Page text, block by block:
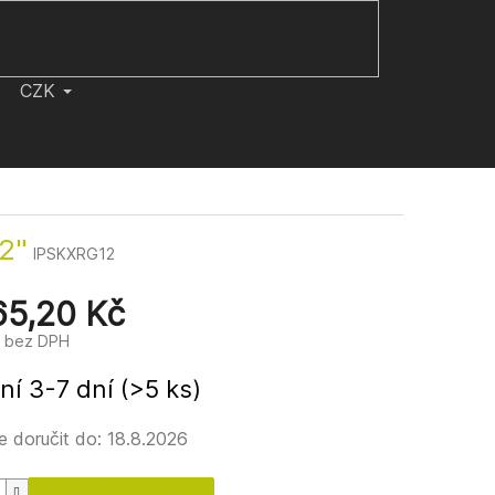
CZK
IPSKXRG12
Kč
bez DPH
3-7 dní (>5 ks)
doručit do: 18.8.2026